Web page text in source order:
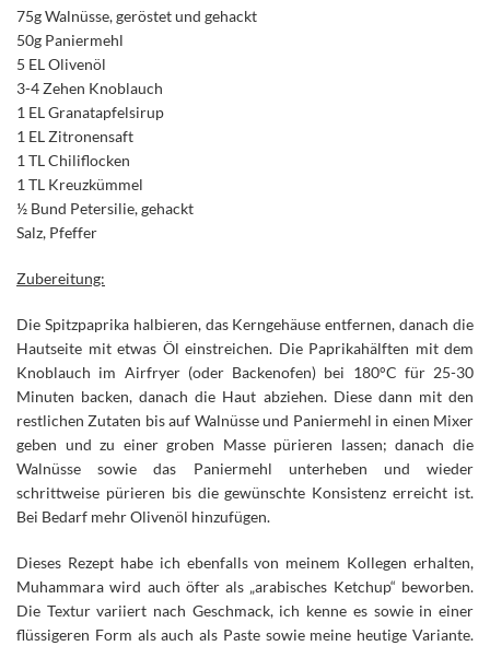
75g Walnüsse, geröstet und gehackt
50g Paniermehl
5 EL Olivenöl
3-4 Zehen Knoblauch
1 EL Granatapfelsirup
1 EL Zitronensaft
1 TL Chiliflocken
1 TL Kreuzkümmel
½ Bund Petersilie, gehackt
Salz, Pfeffer
Zubereitung:
Die Spitzpaprika halbieren, das Kerngehäuse entfernen, danach die
Hautseite mit etwas Öl einstreichen. Die Paprikahälften mit dem
Knoblauch im Airfryer (oder Backenofen) bei 180°C für 25-30
Minuten backen, danach die Haut abziehen. Diese dann mit den
restlichen Zutaten bis auf Walnüsse und Paniermehl in einen Mixer
geben und zu einer groben Masse pürieren lassen; danach die
Walnüsse sowie das Paniermehl unterheben und wieder
schrittweise pürieren bis die gewünschte Konsistenz erreicht ist.
Bei Bedarf mehr Olivenöl hinzufügen.
Dieses Rezept habe ich ebenfalls von meinem Kollegen erhalten,
Muhammara wird auch öfter als „arabisches Ketchup“ beworben.
Die Textur variiert nach Geschmack, ich kenne es sowie in einer
flüssigeren Form als auch als Paste sowie meine heutige Variante.